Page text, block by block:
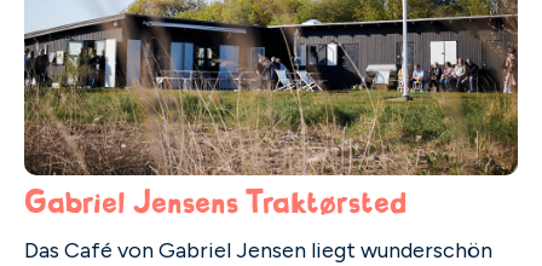
Gabriel Jensens Traktørsted
Das Café von Gabriel Jensen liegt wunderschön